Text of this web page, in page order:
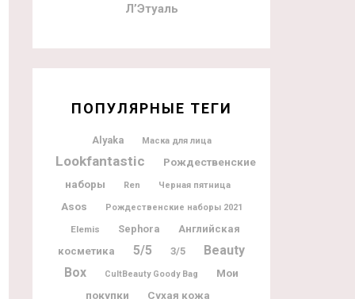
Л’Этуаль
ПОПУЛЯРНЫЕ ТЕГИ
Alyaka Маска для лица
Lookfantastic
Рождественские
наборы
Ren Черная пятница
Asos Рождественские наборы 2021
Elemis Sephora
Английская
косметика
5/5 3/5
Beauty
Box
CultBeauty Goody Bag
Мои
покупки
Сухая кожа